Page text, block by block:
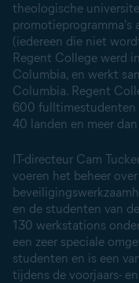
theologische
promotieprogramma's
(iedereen die niet
Regent College werd
Columbia, en werkt
Columbia. Regent
600 fulltimestudenten
40 landen en meer
IT-directeur Cam
voeren het beheer over
en de studenten van
130 werkstations
een zeer speciale
studenten en is een
tijdens de voorjaars-